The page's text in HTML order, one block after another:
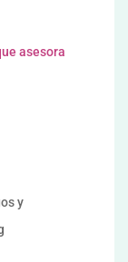
asesora
y